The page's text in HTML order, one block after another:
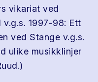
vikariat ved
1997-98: Ett
ved Stange v.g.s.
ulike musikklinjer